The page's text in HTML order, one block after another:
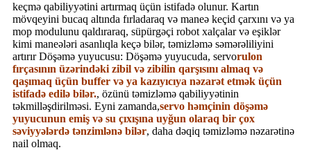
keçmə qabiliyyətini artırmaq üçün istifadə olunur. Kartın
mövqeyini bucaq altında fırladaraq və maneə keçid çarxını və ya
mop modulunu qaldıraraq, süpürgəçi robot xalçalar və eşiklər
kimi maneələri asanlıqla keçə bilər, təmizləmə səmərəliliyini
artırır Döşəmə yuyucusu: Döşəmə yuyucuda, servorulon
fırçasının üzərindəki zibil və zibilin qarşısını almaq və
qaşımaq üçün buffer və ya kazıyıcıya nəzarət etmək üçün
istifadə edilə bilər., özünü təmizləmə qabiliyyətinin
təkmilləşdirilməsi. Eyni zamanda,servo həmçinin döşəmə
yuyucunun emiş və su çıxışına uyğun olaraq bir çox
səviyyələrdə tənzimlənə bilər, daha dəqiq təmizləmə nəzarətinə
nail olmaq.